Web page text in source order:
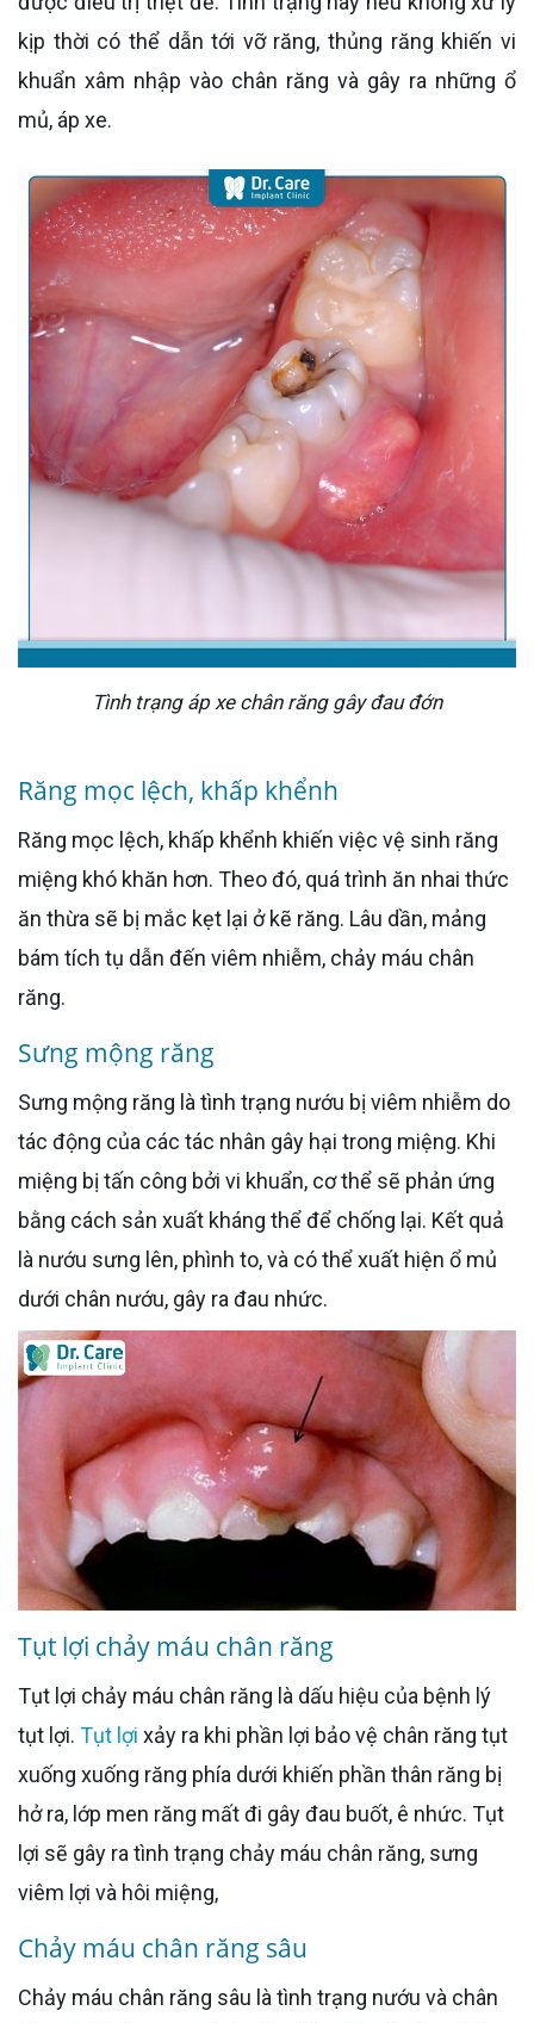
kịp thời có thể dẫn tới vỡ răng, thủng răng khiến vi
khuẩn xâm nhập vào chân răng và gây ra những ổ
mủ, áp xe.
Tình trạng áp xe chân răng gây đau đớn
Răng mọc lệch, khấp khểnh
Răng mọc lệch, khấp khểnh khiến việc vệ sinh răng
miệng khó khăn hơn. Theo đó, quá trình ăn nhai thức
ăn thừa sẽ bị mắc kẹt lại ở kẽ răng. Lâu dần, mảng
bám tích tụ dẫn đến viêm nhiễm, chảy máu chân
răng.
Sưng mộng răng
Sưng mộng răng là tình trạng nướu bị viêm nhiễm do
tác động của các tác nhân gây hại trong miệng. Khi
miệng bị tấn công bởi vi khuẩn, cơ thể sẽ phản ứng
bằng cách sản xuất kháng thể để chống lại. Kết quả
là nướu sưng lên, phình to, và có thể xuất hiện ổ mủ
dưới chân nướu, gây ra đau nhức.
Tụt lợi chảy máu chân răng
Tụt lợi chảy máu chân răng là dấu hiệu của bệnh lý
tụt lợi. Tụt lợi xảy ra khi phần lợi bảo vệ chân răng tụt
xuống xuống răng phía dưới khiến phần thân răng bị
hở ra, lớp men răng mất đi gây đau buốt, ê nhức. Tụt
lợi sẽ gây ra tình trạng chảy máu chân răng, sưng
viêm lợi và hôi miệng,
Chảy máu chân răng sâu
Chảy máu chân răng sâu là tình trạng nướu và chân